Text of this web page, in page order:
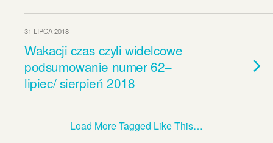
31 LIPCA 2018
Wakacji czas czyli widelcowe
podsumowanie numer 62–
lipiec/ sierpień 2018
Load More Tagged Like This…